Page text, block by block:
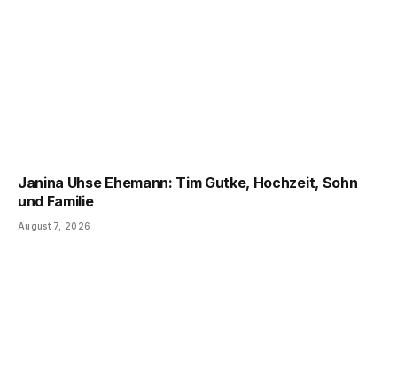
Janina Uhse Ehemann: Tim Gutke, Hochzeit, Sohn
und Familie
August 7, 2026